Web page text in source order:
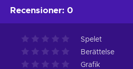
Recensioner: 0
Spelet
Berättelse
Grafik